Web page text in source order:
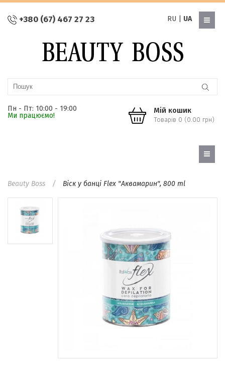
+380 (67) 467 27 23 RU UA
Пн - Пт: 10:00 - 19:00
Ми працюємо!
Мій кошик
Товарів 0 (0.00 грн)
Beauty Boss Віск у банці Flex "Аквамарин", 800 ml